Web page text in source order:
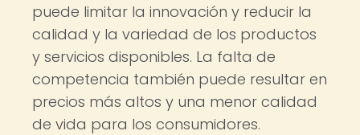
puede limitar la innovación y reducir la
calidad y la variedad de los productos
y servicios disponibles. La falta de
competencia también puede resultar en
precios más altos y una menor calidad
de vida para los consumidores.